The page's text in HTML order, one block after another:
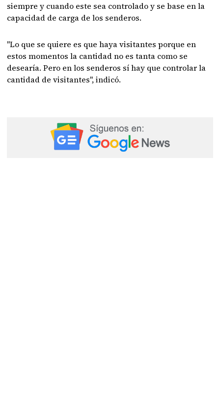
siempre y cuando este sea controlado y se base en la
capacidad de carga de los senderos.
"Lo que se quiere es que haya visitantes porque en
estos momentos la cantidad no es tanta como se
desearía. Pero en los senderos sí hay que controlar la
cantidad de visitantes", indicó.